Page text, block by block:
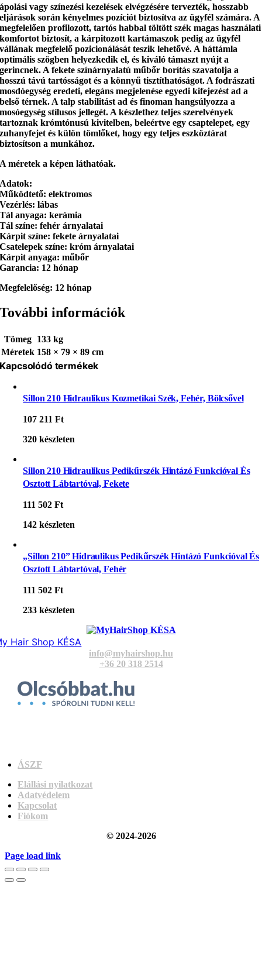
ápolási vagy színezési kezelések elvégzésére tervezték,hosszabb
eljárások soránkényelmes pozíciót biztosítva az ügyfél számára. A
megfelelően profilozott, tartós habbal töltött székmagas használati
komfortot biztosít, a kárpitozott kartámaszok pedigaz ügyfél
vállának megfelelő pozicionálását teszik lehetővé. A háttámla
optimális szögben helyezkedik el, és kiváló támaszt nyújt a
gerincnek. A fekete színárnyalatú műbőr borításszavatolja a
hosszú távú tartósságot és a könnyű tisztíthatóságot. A fodrászati
mosdóegység eredeti, elegáns megjelenéseegyedi kifejezést ad a
belső térnek. A talp stabilitást ad és finoman hangsúlyozza a
mosóegység stílusos jellegét. A készlethezteljes szerelvények
tartoznak krómtónusú kivitelben, beleértve egy csaptelepet, egy
zuhanyfejet és külön tömlőket, hogyegy teljes eszköztárat
biztosítson a munkához.
A méretek a képen láthatóak.
Adatok:
Működtető: elektromos
Vezérlés: lábas
Tál anyaga: kerámia
Tál színe: fehér árnyalatai
Kárpit színe: fekete árnyalatai
Csatelepek színe: króm árnyalatai
Kárpit anyaga: műbőr
Garancia: 12 hónap
Megfelelőség: 12 hónap
További információk
Tömeg 133 kg
Méretek 158 × 79 × 89 cm
Kapcsolódó termékek
Sillon 210 Hidraulikus Kozmetikai Szék, Fehér, Bölcsővel
107 211Ft
320 készleten
Sillon 210 Hidraulikus Pedikűrszék Hintázó Funkcióval És
Osztott Lábtartóval, Fekete
111 502Ft
142 készleten
„Sillon 210” Hidraulikus Pedikűrszék Hintázó Funkcióval És
Osztott Lábtartóval, Fehér
111 502Ft
233 készleten
Hair Shop KÉSA
info@myhairshop.hu
+36 20 318 2514
ÁSZF
Elállási nyilatkozat
Adatvédelem
Kapcsolat
Fiókom
© 2024-2026
Page load link